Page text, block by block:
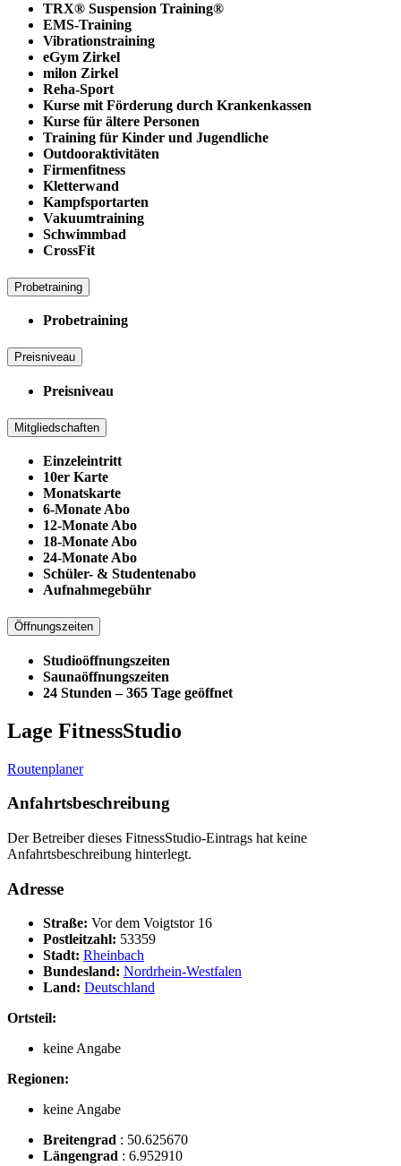
TRX® Suspension Training®
EMS-Training
Vibrationstraining
eGym Zirkel
milon Zirkel
Reha-Sport
Kurse mit Förderung durch Krankenkassen
Kurse für ältere Personen
Training für Kinder und Jugendliche
Outdooraktivitäten
Firmenfitness
Kletterwand
Kampfsportarten
Vakuumtraining
Schwimmbad
CrossFit
Probetraining
Probetraining
Preisniveau
Preisniveau
Mitgliedschaften
Einzeleintritt
10er Karte
Monatskarte
6-Monate Abo
12-Monate Abo
18-Monate Abo
24-Monate Abo
Schüler- & Studentenabo
Aufnahmegebühr
Öffnungszeiten
Studioöffnungszeiten
Saunaöffnungszeiten
24 Stunden – 365 Tage geöffnet
Lage FitnessStudio
Routenplaner
Anfahrtsbeschreibung
Der Betreiber dieses FitnessStudio-Eintrags hat keine
Anfahrtsbeschreibung hinterlegt.
Adresse
Straße: Vor dem Voigtstor 16
Postleitzahl: 53359
Stadt: Rheinbach
Bundesland: Nordrhein-Westfalen
Land: Deutschland
Ortsteil:
keine Angabe
Regionen:
keine Angabe
Breitengrad : 50.625670
Längengrad : 6.952910